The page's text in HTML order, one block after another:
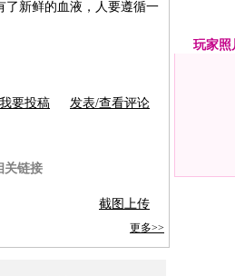
新鲜的血液，人要遵循一
我要投稿 发表/查看评论
关链接
截图上传
更多>>
玩家照